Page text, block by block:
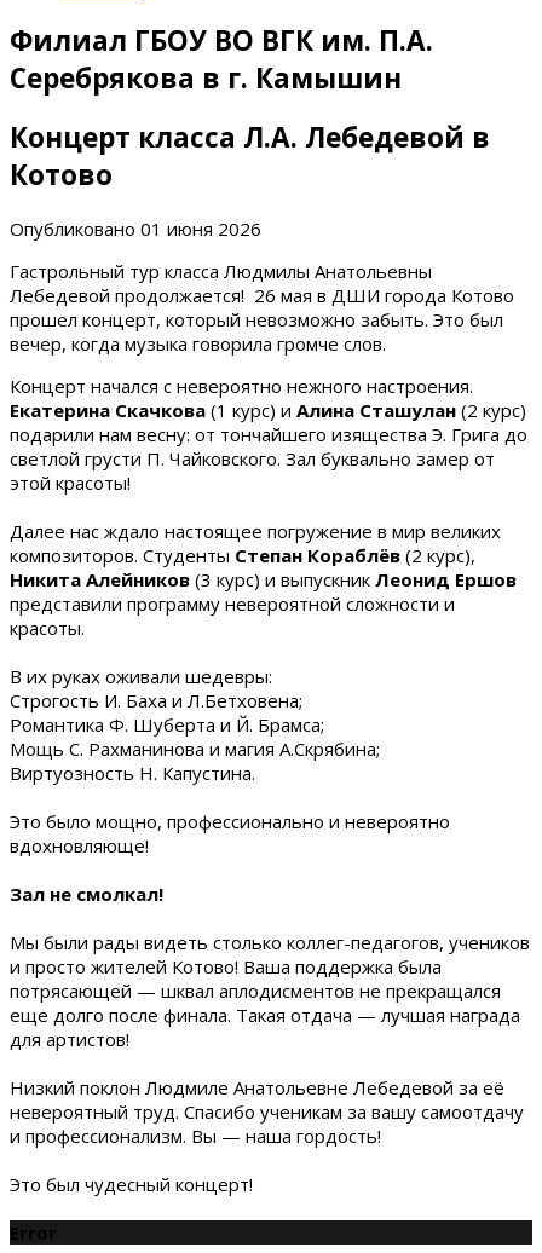
Филиал ГБОУ ВО ВГК им. П.А.
Серебрякова в г. Камышин
Концерт класса Л.А. Лебедевой в
Котово
Опубликовано 01 июня 2026
Гастрольный тур класса Людмилы Анатольевны
Лебедевой продолжается! 26 мая в ДШИ города Котово
прошел концерт, который невозможно забыть. Это был
вечер, когда музыка говорила громче слов.
Концерт начался с невероятно нежного настроения.
Екатерина Скачкова (1 курс) и Алина Сташулан (2 курс)
подарили нам весну: от тончайшего изящества Э. Грига до
светлой грусти П. Чайковского. Зал буквально замер от
этой красоты!
Далее нас ждало настоящее погружение в мир великих
композиторов. Студенты Степан Кораблёв (2 курс),
Никита Алейников (3 курс) и выпускник Леонид Ершов
представили программу невероятной сложности и
красоты.
В их руках оживали шедевры:
Строгость И. Баха и Л.Бетховена;
Романтика Ф. Шуберта и Й. Брамса;
Мощь С. Рахманинова и магия А.Скрябина;
Виртуозность Н. Капустина.
Это было мощно, профессионально и невероятно
вдохновляюще!
Зал не смолкал!
Мы были рады видеть столько коллег-педагогов, учеников
и просто жителей Котово! Ваша поддержка была
потрясающей — шквал аплодисментов не прекращался
еще долго после финала. Такая отдача — лучшая награда
для артистов!
Низкий поклон Людмиле Анатольевне Лебедевой за её
невероятный труд. Спасибо ученикам за вашу самоотдачу
и профессионализм. Вы — наша гордость!
Это был чудесный концерт!
Error